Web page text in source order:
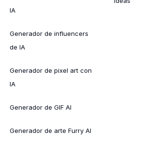
IA
Generador de influencers
de IA
Generador de pixel art con
IA
Generador de GIF AI
Generador de arte Furry AI